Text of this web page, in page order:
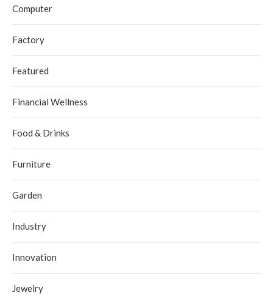
Computer
Factory
Featured
Financial Wellness
Food & Drinks
Furniture
Garden
Industry
Innovation
Jewelry